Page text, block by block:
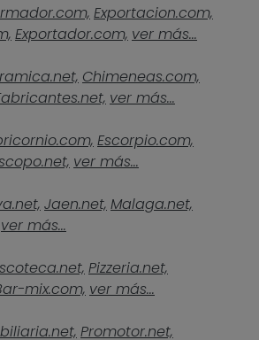
Exportacion.com,
Exportador.com, ver más...
Chimeneas.com,
ver más...
Escorpio.com,
ver más...
Jaen.net, Malaga.net,
ver más...
Pizzeria.net,
mix.com, ver más...
Promotor.net,